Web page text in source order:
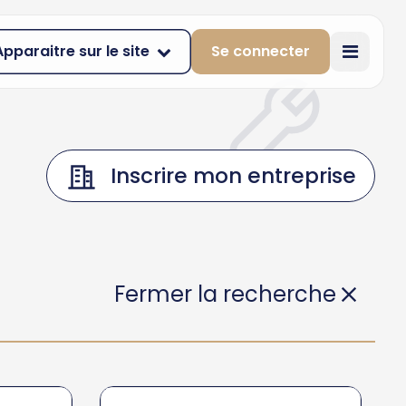
sur le site Se connecter
Inscrire mon entreprise
Fermer la recherche